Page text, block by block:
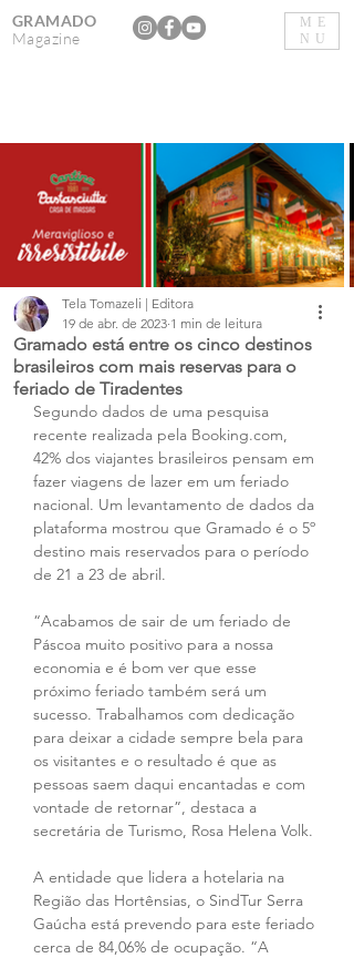
ME
NU
GRAMADO
Magazine
Gramado está entre os cinco destinos
brasileiros com mais reservas para o
feriado de Tiradentes
Tela Tomazeli | Editora
19 de abr. de 2023 1 min de leitura
Segundo dados de uma pesquisa
recente realizada pela Booking.com,
42% dos viajantes brasileiros pensam em
fazer viagens de lazer em um feriado
nacional. Um levantamento de dados da
plataforma mostrou que Gramado é o 5º
destino mais reservados para o período
de 21 a 23 de abril.
“Acabamos de sair de um feriado de
Páscoa muito positivo para a nossa
economia e é bom ver que esse
próximo feriado também será um
sucesso. Trabalhamos com dedicação
para deixar a cidade sempre bela para
os visitantes e o resultado é que as
pessoas saem daqui encantadas e com
vontade de retornar”, destaca a
secretária de Turismo, Rosa Helena Volk.
A entidade que lidera a hotelaria na
Região das Hortênsias, o SindTur Serra
Gaúcha está prevendo para este feriado
cerca de 84,06% de ocupação. “A